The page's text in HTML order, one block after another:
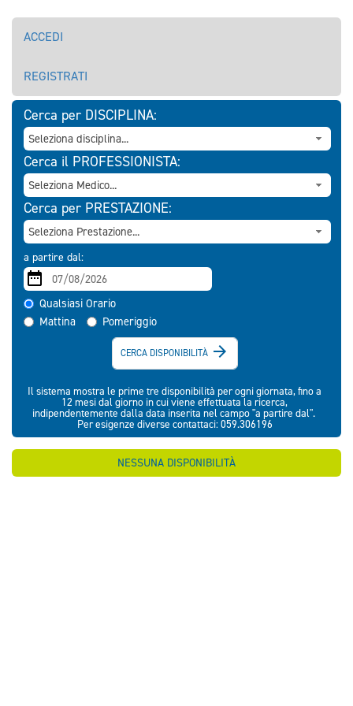
ACCEDI
REGISTRATI
Cerca per DISCIPLINA:
Cerca il PROFESSIONISTA:
Cerca per PRESTAZIONE:
a partire dal:
Qualsiasi Orario
Mattina
Pomeriggio
CERCA DISPONIBILITÀ 
Il sistema mostra le prime tre disponibilità per ogni giornata, fino a
12 mesi dal giorno in cui viene effettuata la ricerca,
indipendentemente dalla data inserita nel campo "a partire dal".
Per esigenze diverse contattaci: 059.306196
NESSUNA DISPONIBILITÀ